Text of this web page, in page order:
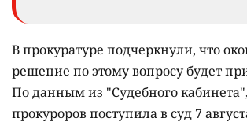
В прокуратуре подчеркнули, что
решение по этому вопросу будет
По данным из "Судебного
прокуроров поступила в суд 7